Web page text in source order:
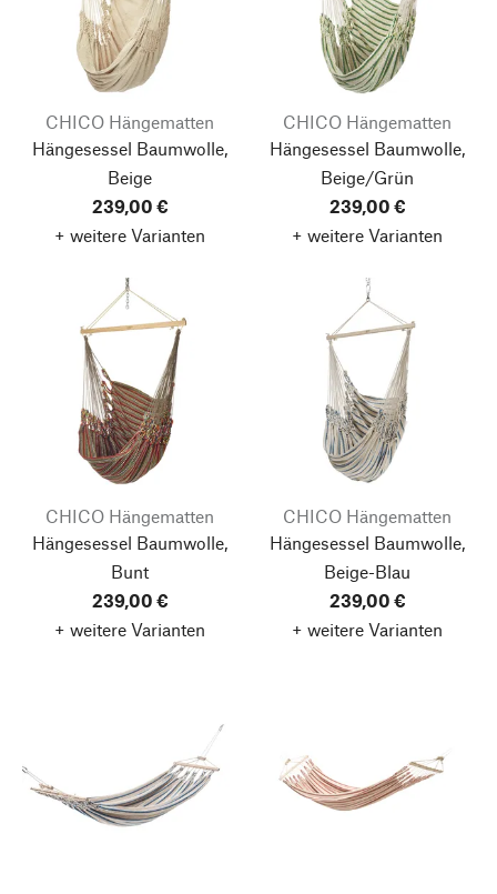
CHICO Hängematten
Hängesessel Baumwolle,
Beige
239,00 €
+ weitere Varianten
CHICO Hängematten
Hängesessel Baumwolle,
Beige/Grün
239,00 €
+ weitere Varianten
CHICO Hängematten
Hängesessel Baumwolle,
Bunt
239,00 €
+ weitere Varianten
CHICO Hängematten
Hängesessel Baumwolle,
Beige-Blau
239,00 €
+ weitere Varianten